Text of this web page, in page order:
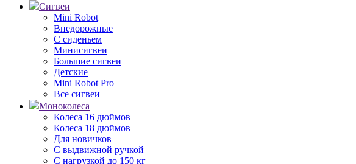
Сигвеи
Mini Robot
Внедорожные
С сиденьем
Минисигвеи
Большие сигвеи
Детские
Mini Robot Pro
Все сигвеи
Моноколеса
Колеса 16 дюймов
Колеса 18 дюймов
Для новичков
С выдвижной ручкой
С нагрузкой до 150 кг